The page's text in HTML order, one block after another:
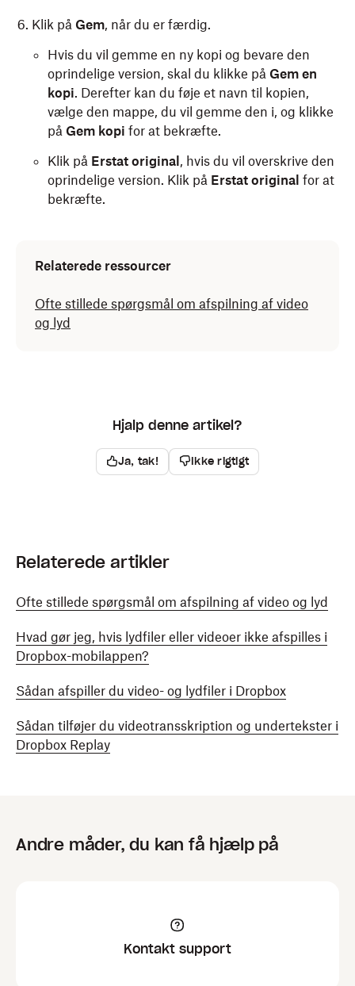
Klik på Gem, når du er færdig.
Hvis du vil gemme en ny kopi og bevare den
oprindelige version, skal du klikke på Gem en
kopi. Derefter kan du føje et navn til kopien,
vælge den mappe, du vil gemme den i, og klikke
på Gem kopi for at bekræfte.
Klik på Erstat original, hvis du vil overskrive den
oprindelige version. Klik på Erstat original for at
bekræfte.
Relaterede ressourcer
Ofte stillede spørgsmål om afspilning af video
og lyd
Hjalp denne artikel?
Ja, tak! Ikke rigtigt
Relaterede artikler
Ofte stillede spørgsmål om afspilning af video og lyd
Hvad gør jeg, hvis lydfiler eller videoer ikke afspilles i
Dropbox-mobilappen?
Sådan afspiller du video- og lydfiler i Dropbox
Sådan tilføjer du videotransskription og undertekster i
Dropbox Replay
Andre måder, du kan få hjælp på
Kontakt support